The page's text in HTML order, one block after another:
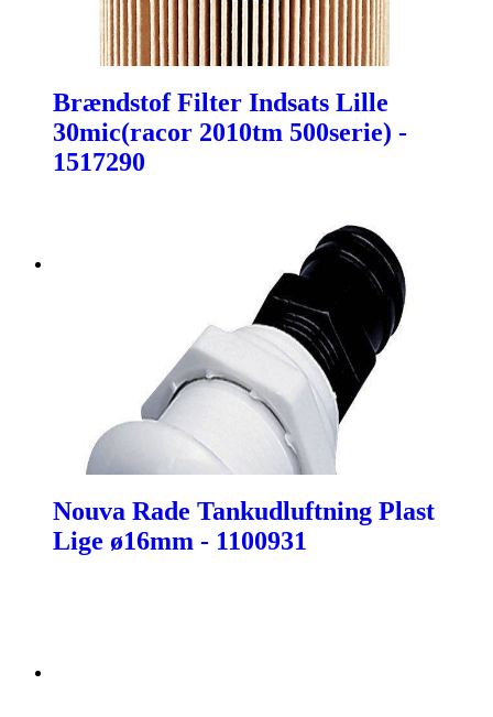
Brændstof Filter Indsats Lille
30mic(racor 2010tm 500serie) -
1517290
Nouva Rade Tankudluftning Plast
Lige ø16mm - 1100931